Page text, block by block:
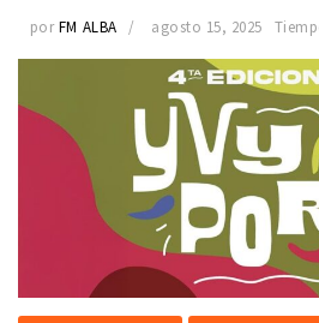
por FM ALBA agosto 15, 2025